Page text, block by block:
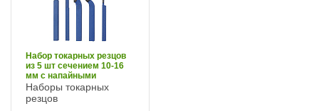
Набор токарных резцов
из 5 шт сечением 10-16
мм с напайными
пластинами из HM P 25
Fervi
Наборы токарных
резцов